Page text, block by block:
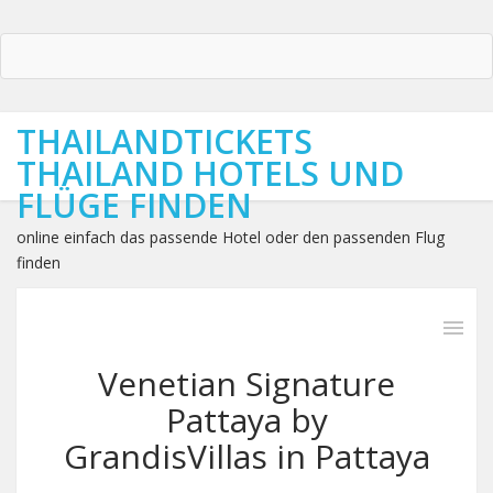
THAILANDTICKETS
THAILAND HOTELS UND
FLÜGE FINDEN
online einfach das passende Hotel oder den passenden Flug
finden
Venetian Signature
Pattaya by
GrandisVillas in Pattaya